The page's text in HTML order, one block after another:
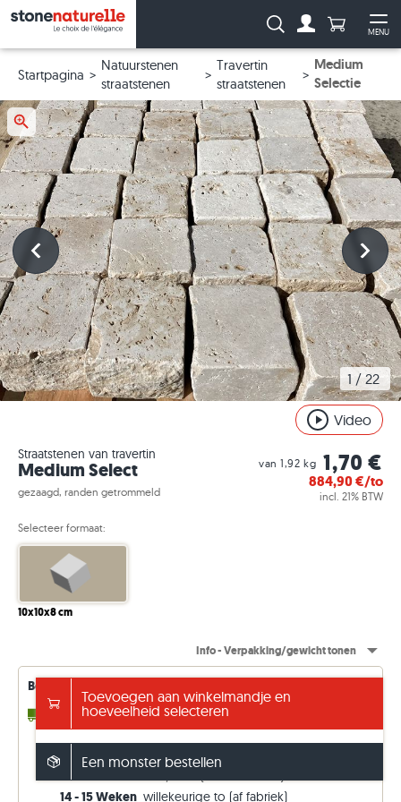
MENU
Zoeken: Aantal
Startpagina
Natuurstenen
straatstenen
Travertin
straatstenen
Medium
Selectie
1 / 22
Video
Straatstenen van travertin
Medium Select
gezaagd, randen getrommeld
van 1,92 kg 1,70 €
884,90€/to
incl. 21% BTW
Selecteer formaat:
10x10x8 cm
Info - Verpakking/gewicht tonen
Beschikbaarheid van leveringen – voortdurend bijgewerkt
4 - 10 werkdagen tot 8,14 to (uit voorraad)
2 - 3 Weken tot 66,54 to (in de toevoer)
4 - 5 Weken tot 71,54 to (in de toevoer)
8 - 9 Weken
14 - 15 Weken willekeurige to (af fabriek)
Toevoegen aan winkelmandje en
hoeveelheid selecteren
Een monster bestellen